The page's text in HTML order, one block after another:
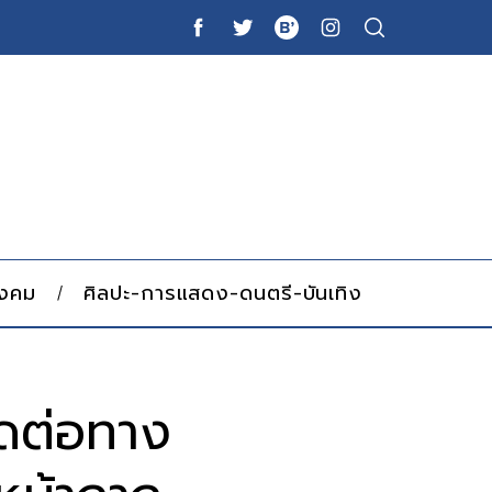
คม ศิลปะ-การแสดง-ดนตรี-บันเทิง
ต่อทาง